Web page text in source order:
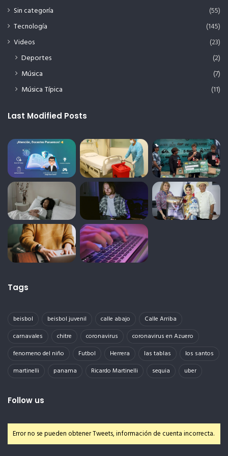
Sin categoría
(55)
Tecnología
(145)
Videos
(23)
Deportes
(2)
Música
(7)
Música Típica
(11)
Last Modified Posts
Tags
beisbol beisbol juvenil calle abajo
Calle Arriba
carnavales
chitre coronavirus
coronavirus en Azuero
fenomeno del niño
Futbol Herrera las tablas
los santos
martinelli
panama Ricardo Martinelli sequia uber
Follow us
Error no se pueden obtener Tweets, información de cuenta incorrecta.